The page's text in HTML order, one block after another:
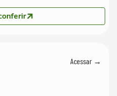
Acessar →